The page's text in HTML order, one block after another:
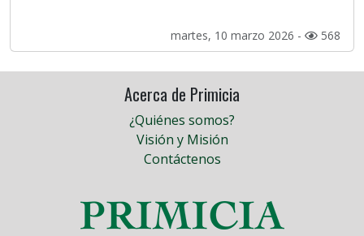
martes, 10 marzo 2026 - 568
Acerca de Primicia
¿Quiénes somos?
Visión y Misión
Contáctenos